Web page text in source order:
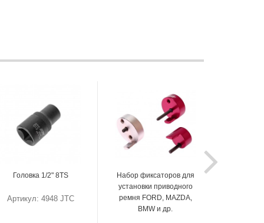
Головка 1/2" 8TS
Артикул: 4948 JTC
Набор фиксаторов для
установки приводного
ремня FORD, MAZDA,
BMW и др.